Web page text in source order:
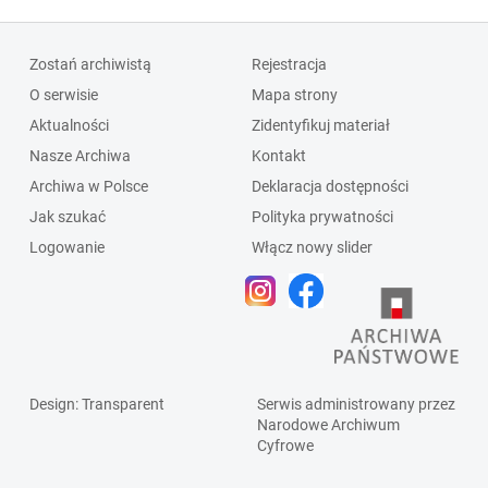
Zostań archiwistą
O serwisie
Aktualności
Nasze Archiwa
Archiwa w Polsce
Jak szukać
Logowanie
Rejestracja
Mapa strony
Zidentyfikuj materiał
Kontakt
Deklaracja dostępności
Polityka prywatności
Włącz nowy slider
Design: Transparent
Serwis administrowany przez
Narodowe Archiwum
Cyfrowe